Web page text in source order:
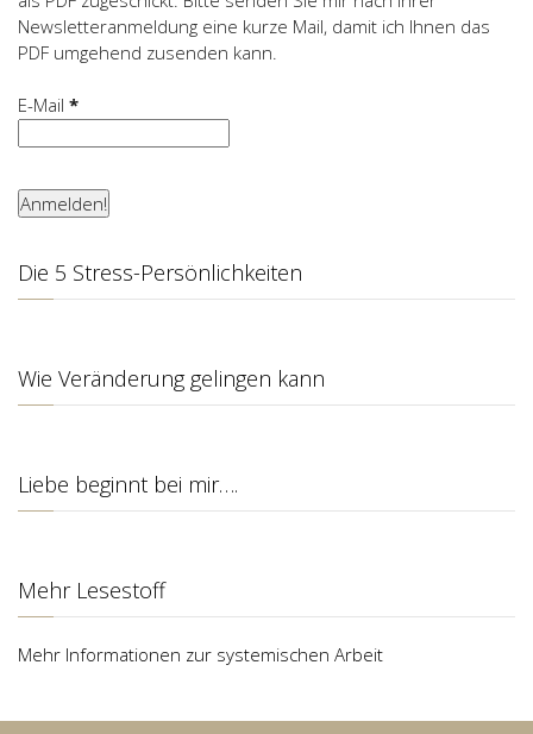
Newsletteranmeldung eine kurze Mail, damit ich Ihnen das
PDF umgehend zusenden kann.
E-Mail *
Die 5 Stress-Persönlichkeiten
Wie Veränderung gelingen kann
Liebe beginnt bei mir….
Mehr Lesestoff
Mehr Informationen zur systemischen Arbeit